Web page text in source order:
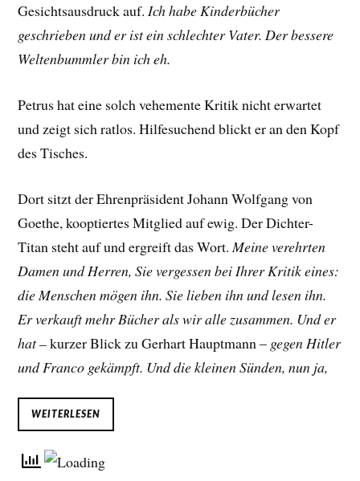
Gesichtsausdruck auf.Ich habe Kinderbücher
geschrieben und er ist ein schlechter Vater. Der bessere
Weltenbummler bin ich eh.
Petrus hat eine solch vehemente Kritik nicht erwartet
und zeigt sich ratlos. Hilfesuchend blickt er an den Kopf
des Tisches.
Dort sitzt der Ehrenpräsident Johann Wolfgang von
Goethe, kooptiertes Mitglied auf ewig. Der Dichter-
Titan steht auf und ergreift das Wort. Meine verehrten
Damen und Herren, Sie vergessen bei Ihrer Kritik eines:
die Menschen mögen ihn. Sie lieben ihn und lesen ihn.
Er verkauft mehr Bücher als wir alle zusammen. Und er
hat –kurzer Blick zu Gerhart Hauptmann – gegen Hitler
und Franco gekämpft. Und die kleinen Sünden, nun ja,
WEITERLESEN